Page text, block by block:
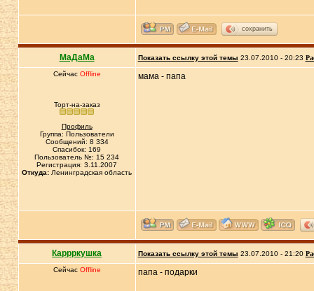
сохранить
МаДаМа Показать ссылку этой темы 23.07.2010 - 20:23
Сейчас Offline
Торт-на-заказ
Профиль
Группа: Пользователи
Сообщений: 8 334
Спасибок: 169
Пользователь №: 15 234
Регистрация: 3.11.2007
Откуда: Ленинградская область
мама - папа
Каррркушка Показать ссылку этой темы 23.07.2010 - 21:20
Сейчас Offline папа - подарки